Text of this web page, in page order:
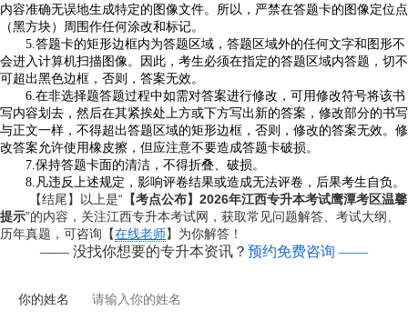
内容准确无误地生成特定的图像文件。所以，严禁在答题卡的图像定位点
（黑方块）周围作任何涂改和标记。
5.答题卡的矩形边框内为答题区域，答题区域外的任何文字和图形不
会进入计算机扫描图像。因此，考生必须在指定的答题区域内答题，切不
可超出黑色边框，否则，答案无效。
6.在非选择题答题过程中如需对答案进行修改，可用修改符号将该书
写内容划去，然后在其紧挨处上方或下方写出新的答案，修改部分的书写
与正文一样，不得超出答题区域的矩形边框，否则，修改的答案无效。修
改答案允许使用橡皮擦，但应注意不要造成答题卡破损。
7.保持答题卡面的清洁，不得折叠、破损。
8.凡违反上述规定，影响评卷结果或造成无法评卷，后果考生自负。
【结尾】以上是“ 【考点公布】2026年江西专升本考试鹰潭考区温馨
提示”的内容，关注江西专升本考试网，获取常见问题解答、考试大纲、
历年真题，可咨询【在线老师】为你解答！
—— 没找你想要的专升本资讯？ 预约免费咨询 ——
你的姓名